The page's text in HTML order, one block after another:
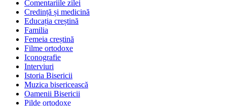
Comentariile zilei
Credință și medicină
Educația creștină
Familia
Femeia creștină
Filme ortodoxe
Iconografie
Interviuri
Istoria Bisericii
Muzica bisericească
Oamenii Bisericii
Pilde ortodoxe